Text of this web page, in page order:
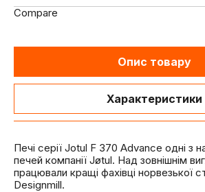
Compare
Опис товару
Характеристики
Печі серії Jotul F 370 Advance одні з
печей компанії Jøtul. Над зовнішнім
працювали кращі фахівці норвезької
Designmill.